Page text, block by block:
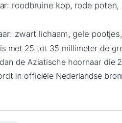
roodbruine kop, rode
zwart lichaam, gele
met 25 tot 35 millimeter de
de Aziatische hoornaar die
in officiële Nederlandse